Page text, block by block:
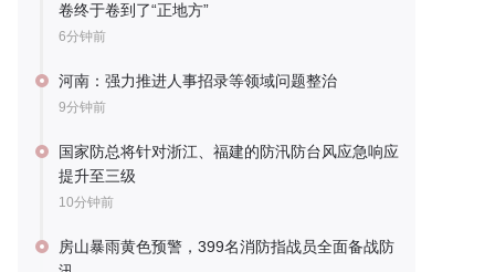
卷终于卷到了“正地方”
6分钟前
河南：强力推进人事招录等领域问题整治
9分钟前
国家防总将针对浙江、福建的防汛防台风应急响应
提升至三级
10分钟前
房山暴雨黄色预警，399名消防指战员全面备战防